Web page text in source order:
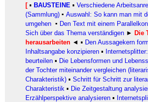
[▪ BAUSTEINE ▪ Verschiedene
(Sammlung) ▪ Auswahl: So kann man mit
umgehen ▪ Den Text mit einem
Sich über das Thema verständigen ► Die
herausarbeiten ◄ ▪ Den Aussagekern
Inhaltsangabe konzipieren ▪
beurteilen ▪ Die Lebensformen und
der Tochter miteinander vergleichen
Charakteristik) ▪ Schritt für Schritt zur
Charakteristik ▪ Die Zeitgestaltung
Erzählperspektive analysieren ▪